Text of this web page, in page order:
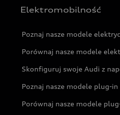
Elektromobilność
Poznaj nasze modele
Porównaj nasze modele
Skonfiguruj swoje Audi z
Poznaj nasze modele plug-in
Porównaj nasze modele